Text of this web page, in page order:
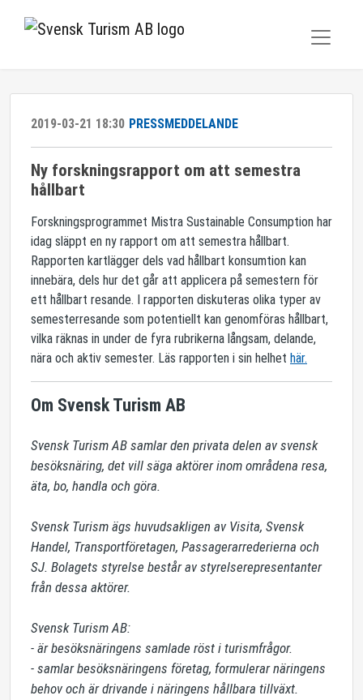
2019-03-21 18:30 PRESSMEDDELANDE
Ny forskningsrapport om att semestra
hållbart
Forskningsprogrammet Mistra Sustainable Consumption har
idag släppt en ny rapport om att semestra hållbart.
Rapporten kartlägger dels vad hållbart konsumtion kan
innebära, dels hur det går att applicera på semestern för
ett hållbart resande. I rapporten diskuteras olika typer av
semesterresande som potentiellt kan genomföras hållbart,
vilka räknas in under de fyra rubrikerna långsam, delande,
nära och aktiv semester. Läs rapporten i sin helhet här.
Om Svensk Turism AB
Svensk Turism AB samlar den privata delen av svensk
besöksnäring, det vill säga aktörer inom områdena resa,
äta, bo, handla och göra.
Svensk Turism ägs huvudsakligen av Visita, Svensk
Handel, Transportföretagen, Passagerarrederierna och
SJ. Bolagets styrelse består av styrelserepresentanter
från dessa aktörer.
Svensk Turism AB:
- är besöksnäringens samlade röst i turismfrågor.
- samlar besöksnäringens företag, formulerar näringens
behov och är drivande i näringens hållbara tillväxt.